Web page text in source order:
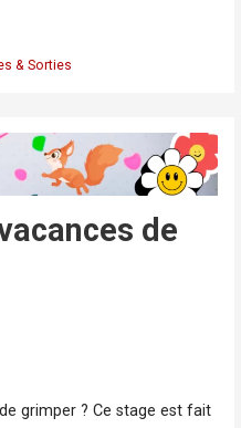
& Sorties
de
grimper ? Ce stage est fait